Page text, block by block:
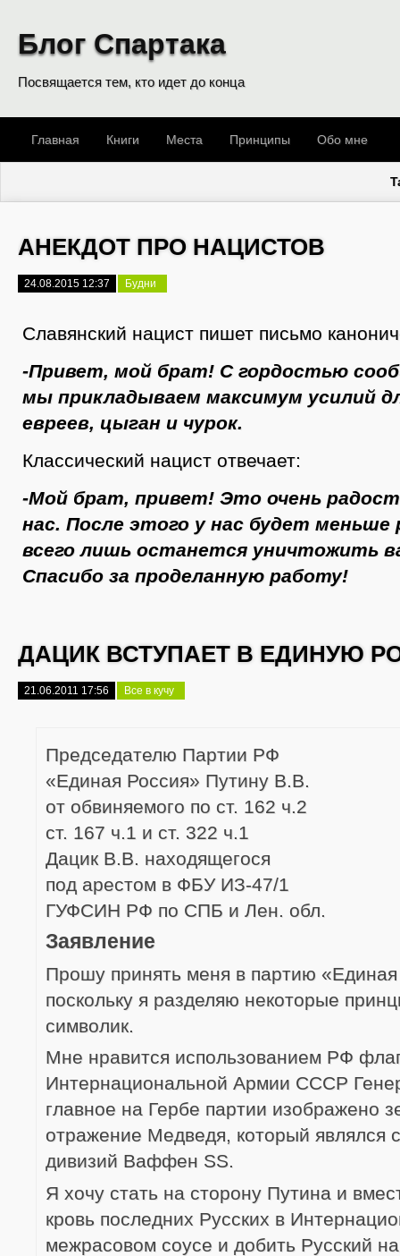
Блог Спартака
Посвящается тем, кто идет до конца
Главная Книги Места Принципы Обо мне
АНЕКДОТ ПРО НАЦИСТОВ
24.08.2015 12:37 Будни
Славянский нацист пишет письмо
-Привет, мой брат! С гордостью
мы прикладываем максимум усилий
евреев, цыган и чурок.
Классический нацист отвечает:
-Мой брат, привет! Это очень
нас. После этого у нас будет
всего лишь останется уничтожить
Спасибо за проделанную работу!
ДАЦИК ВСТУПАЕТ В ЕДИНУЮ
21.06.2011 17:56 Все в кучу
Председателю Партии РФ
«Единая Россия» Путину В.В.
от обвиняемого по ст. 162 ч.2
ст. 167 ч.1 и ст. 322 ч.1
Дацик В.В. находящегося
под арестом в ФБУ ИЗ-47/1
ГУФСИН РФ по СПБ и Лен. обл.
Заявление
Прошу принять меня в партию
поскольку я разделяю некоторые
символик.
Мне нравится использованием РФ
Интернациональной Армии СССР
главное на Гербе партии изображено
отражение Медведя, который являлся
дивизий Ваффен SS.
Я хочу стать на сторону Путина и
кровь последних Русских в
межрасовом соусе и добить Русский